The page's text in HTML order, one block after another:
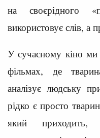
на своєрідного
використовує слів, а
У сучасному кіно
фільмах, де
аналізує людську
рідко є просто
який